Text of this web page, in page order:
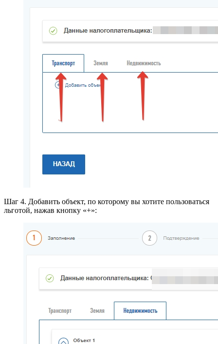
Шаг 4. Добавить объект, по которому вы хотите пользоваться
льготой, нажав кнопку «+»: